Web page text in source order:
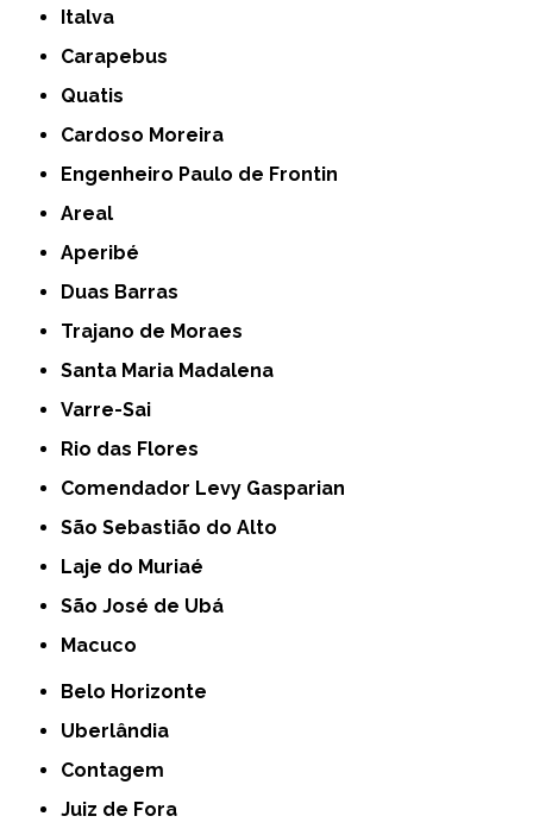
Italva
Carapebus
Quatis
Cardoso Moreira
Engenheiro Paulo de Frontin
Areal
Aperibé
Duas Barras
Trajano de Moraes
Santa Maria Madalena
Varre-Sai
Rio das Flores
Comendador Levy Gasparian
São Sebastião do Alto
Laje do Muriaé
São José de Ubá
Macuco
Belo Horizonte
Uberlândia
Contagem
Juiz de Fora